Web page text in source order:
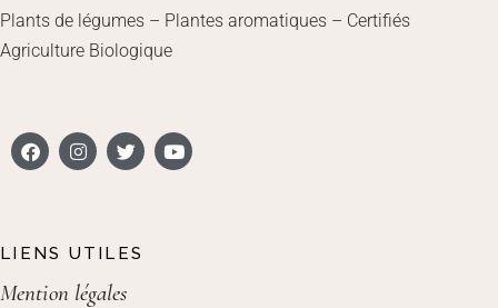
Plants de légumes – Plantes aromatiques – Certifiés
Agriculture Biologique
LIENS UTILES
Mention légales